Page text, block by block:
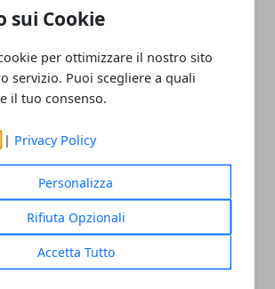
sui Cookie
per ottimizzare il nostro sito
servizio. Puoi scegliere a quali
il tuo consenso.
| Privacy Policy
Personalizza
Rifiuta Opzionali
Accetta Tutto
Spettacolo assicurato